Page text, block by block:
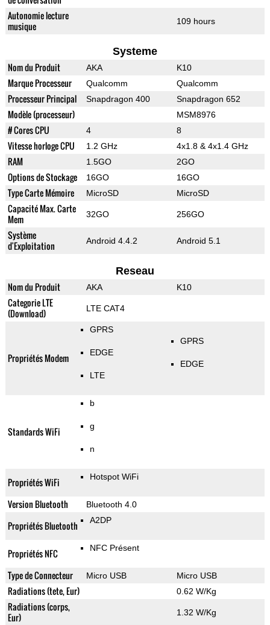
Autonomie lecture
musique
109 hours
Systeme
Nom du Produit AKA K10
Marque Processeur Qualcomm Qualcomm
Processeur Principal Snapdragon 400 Snapdragon 652
Modèle (processeur) MSM8976
# Cores CPU 4 8
Vitesse horloge CPU 1.2 GHz 4x1.8 & 4x1.4 GHz
RAM 1.5GO 2GO
Options de Stockage 16GO 16GO
Type Carte Mémoire MicroSD MicroSD
Capacité Max. Carte
Mem
32GO 256GO
Système
d'Exploitation
Android 4.4.2 Android 5.1
Reseau
Nom du Produit AKA K10
Categorie LTE
(Download)
LTE CAT4
Propriétés Modem
GPRS
EDGE
LTE
GPRS
EDGE
Standards WiFi
b
g
n
Propriétés WiFi Hotspot WiFi
Version Bluetooth Bluetooth 4.0
Propriétés Bluetooth A2DP
Propriétés NFC NFC Présent
Type de Connecteur Micro USB Micro USB
Radiations (tete, Eur) 0.62 W/Kg
Radiations (corps,
Eur)
1.32 W/Kg